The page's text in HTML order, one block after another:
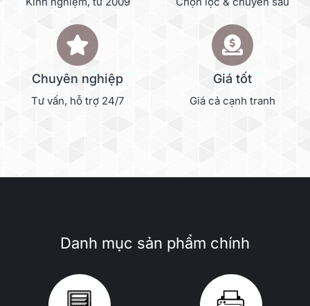
Chuyên nghiệp
Tư vấn, hỗ trợ 24/7
Giá tốt
Giá cả cạnh tranh
Danh mục sản phẩm chính